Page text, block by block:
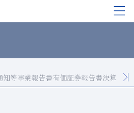
知等事業報告書有価証券報告書決算資料